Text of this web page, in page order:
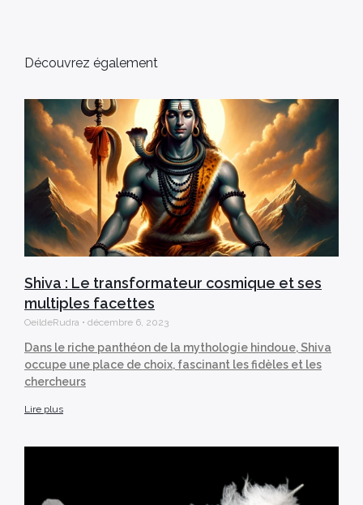
Découvrez également
Shiva : Le transformateur cosmique et ses
multiples facettes
OeildeRudra décembre 6, 2023
Dans le riche panthéon de la mythologie hindoue, Shiva
occupe une place de choix, fascinant les fidèles et les
chercheurs
Lire plus